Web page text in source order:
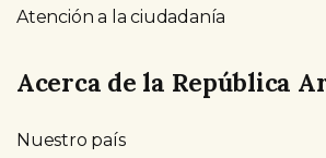
Atención a la ciudadanía
Acerca de la República
Nuestro país